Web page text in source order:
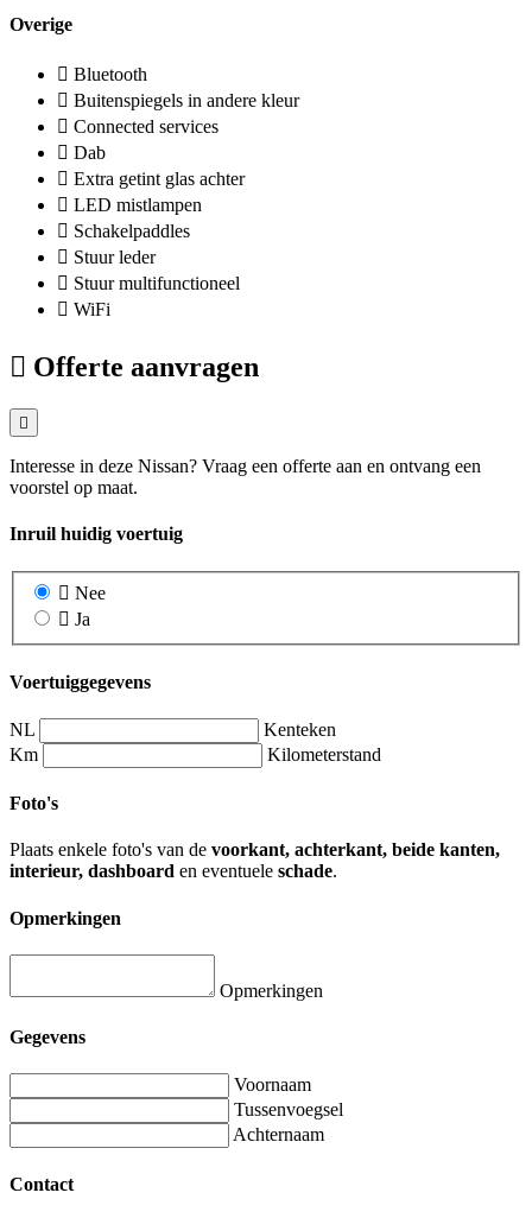
Overige
Bluetooth
Buitenspiegels in andere kleur
Connected services
Dab
Extra getint glas achter
LED mistlampen
Schakelpaddles
Stuur leder
Stuur multifunctioneel
WiFi
Offerte aanvragen
Interesse in deze Nissan? Vraag een offerte aan en ontvang een
voorstel op maat.
Inruil huidig voertuig
Nee
Ja
Voertuiggegevens
NL
Kenteken
Km
Kilometerstand
Foto's
Plaats enkele foto's van de voorkant, achterkant, beide kanten,
interieur, dashboard en eventuele schade.
Opmerkingen
Opmerkingen
Gegevens
Voornaam
Tussenvoegsel
Achternaam
Contact